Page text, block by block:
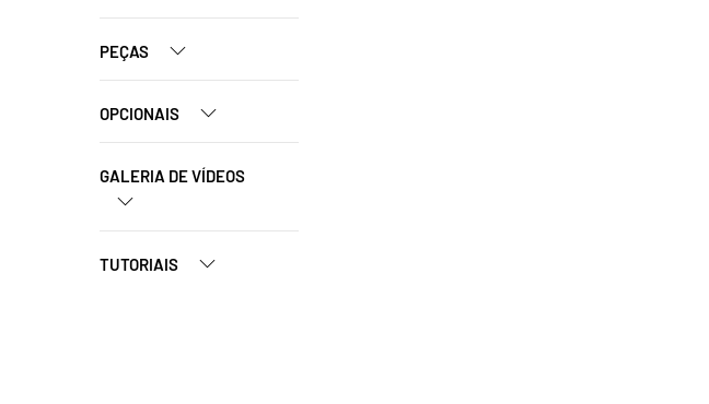
PEÇAS
OPCIONAIS
GALERIA DE VÍDEOS
TUTORIAIS